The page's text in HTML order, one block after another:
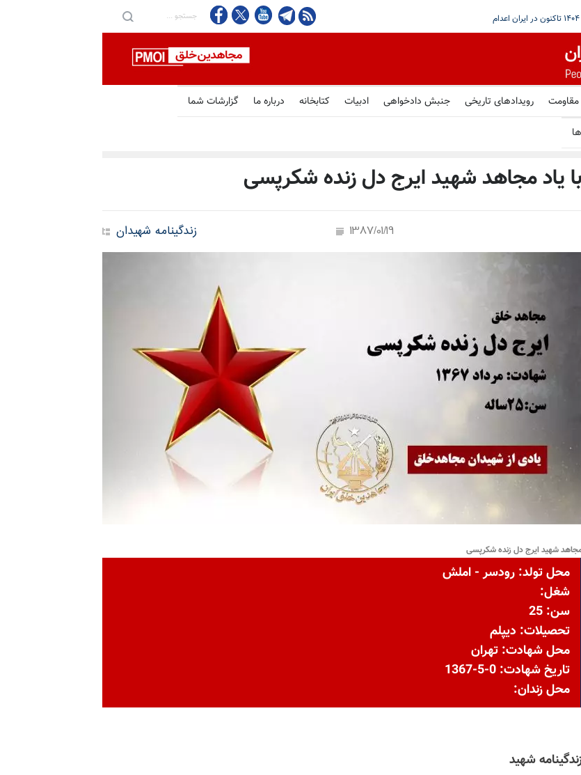
بیروت و اسراییل در رم
رویدادهای تاریخی جنبش دادخواهی ادبیات کتابخانه درباره ما گزارشات شما
با یاد مجاهد شهید ایرج دل زنده شکرپسی
زندگینامه شهیدان 1387/01/19
شهید ایرج دل زنده شکرپسی
محل تولد: رودسر - املش
شغل:
سن: 25
تحصیلات: دیپلم
محل شهادت: تهران
تاریخ شهادت: 0-5-1367
محل زندان:
شهید